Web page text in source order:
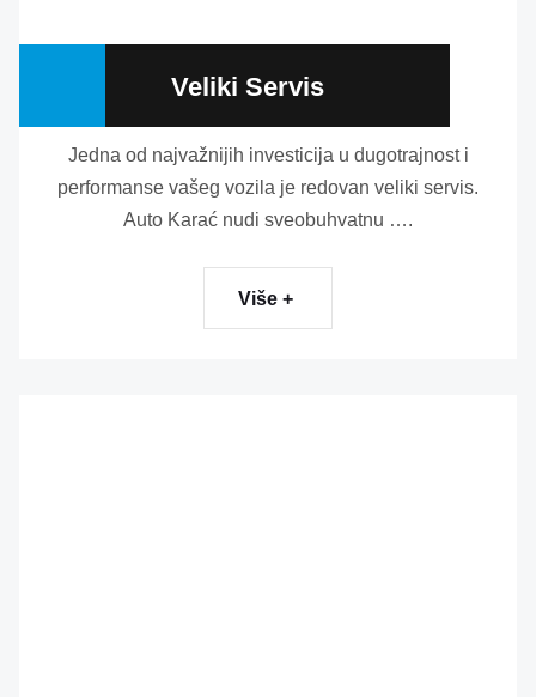
Veliki Servis
Jedna od najvažnijih investicija u dugotrajnost i
performanse vašeg vozila je redovan veliki servis.
Auto Karać nudi sveobuhvatnu ….
Više +